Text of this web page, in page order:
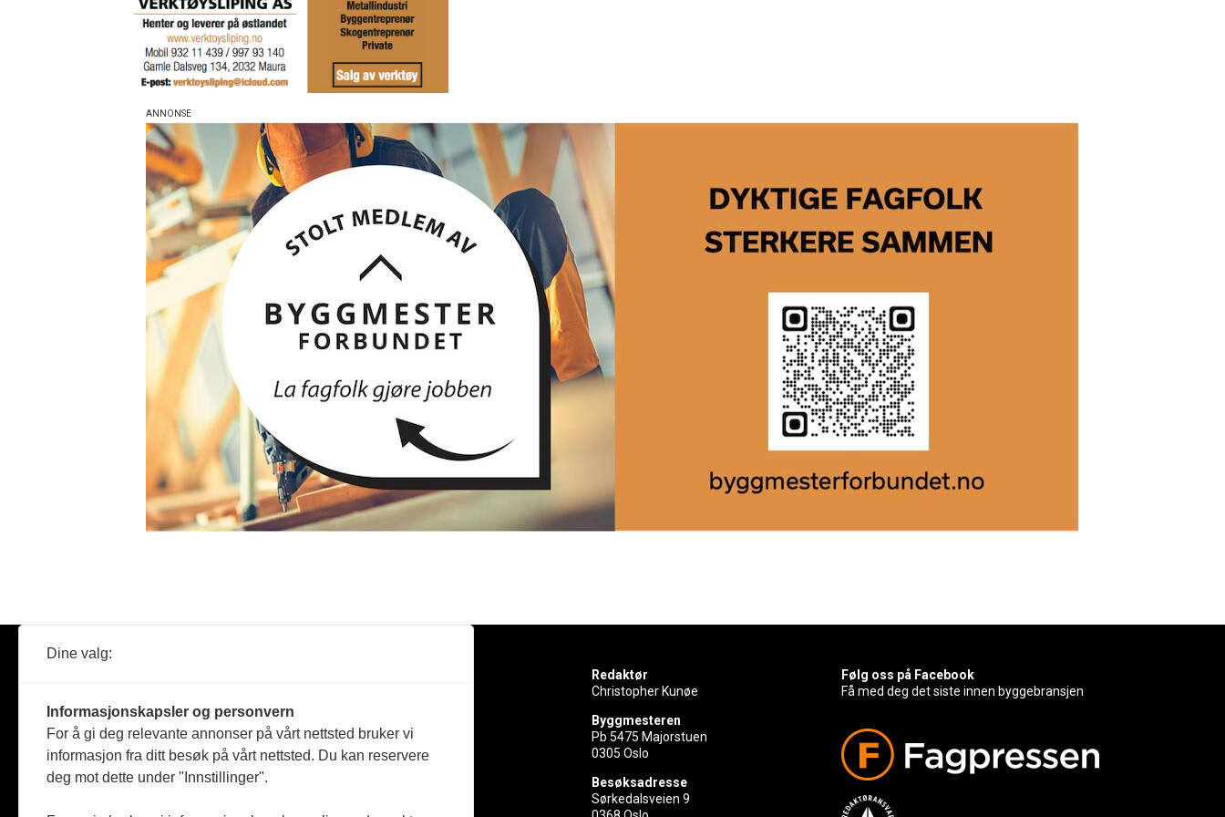
Reportasje
Produkter
Redaktør
Christopher Kunøe
Byggmesteren
Pb 5475 Majorstuen
0305 Oslo
Besøksadresse
Sørkedalsveien 9
Følg oss på Facebook
Få med deg det siste innen byggebransjen
Dine valg:
Informasjonskapsler og personvern
For å gi deg relevante annonser på vårt nettsted bruker vi
informasjon fra ditt besøk på vårt nettsted. Du kan reservere
deg mot dette under "Innstillinger".